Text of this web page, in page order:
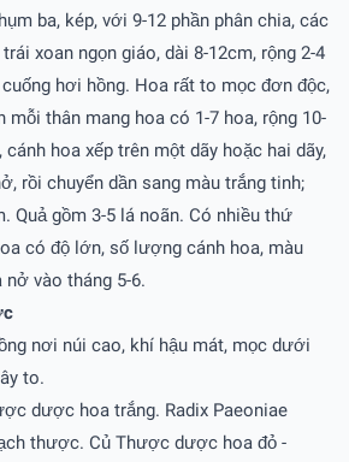
ba, kép, với 9-12 phần phân chia, các
xoan ngọn giáo, dài 8-12cm, rộng 2-4
hơi hồng. Hoa rất to mọc đơn độc,
mỗi thân mang hoa có 1-7 hoa, rộng 10-
hoa xếp trên một dãy hoặc hai dãy,
rồi chuyển dần sang màu trắng tinh;
Quả gồm 3-5 lá noãn. Có nhiều thứ
có độ lớn, số lượng cánh hoa, màu
vào tháng 5-6.
nơi núi cao, khí hậu mát, mọc dưới
to.
dược hoa trắng. Radix Paeoniae
thược. Củ Thược dược hoa đỏ -